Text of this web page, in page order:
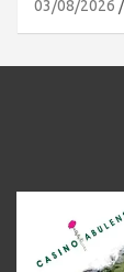
03/08/2026